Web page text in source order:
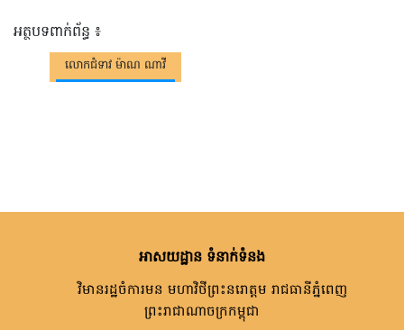
អត្ថបទពាក់ព័ន្ធ ៖
លោកជំទាវ ម៉ាណ ណាវី
អាសយដ្ឋាន ទំនាក់ទំនង
វិមានរដ្ឋចំការមន មហាវិថីព្រះនរោត្តម រាជធានីភ្នំពេញ
ព្រះរាជាណាចក្រកម្ពុជា